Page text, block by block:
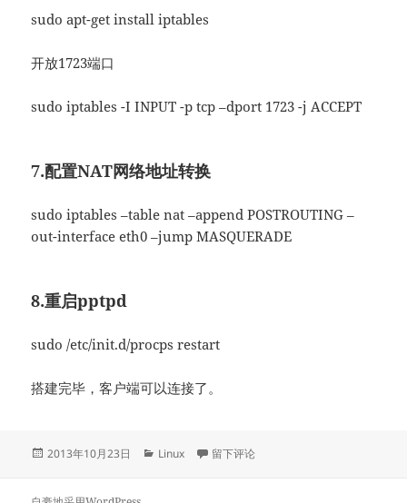
sudo apt-get install iptables
开放1723端口
sudo iptables -I INPUT -p tcp –dport 1723 -j ACCEPT
7.配置NAT网络地址转换
sudo iptables –table nat –append POSTROUTING –
out-interface eth0 –jump MASQUERADE
8.重启pptpd
sudo /etc/init.d/procps restart
搭建完毕，客户端可以连接了。
发
2013年10月23日
分
Linux 于ubuntu下搭建使用pptpd搭建VPN服
留下评论